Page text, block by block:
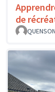
de
QUENSON